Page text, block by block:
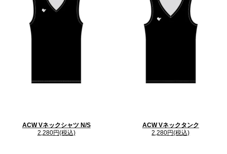
ACW Vネックシャツ N/S
2,280円(税込)
ACW Vネックタンク
2,280円(税込)